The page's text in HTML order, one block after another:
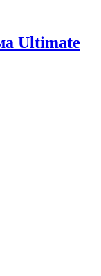
Ultimate